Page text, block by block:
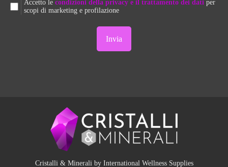
Accetto le condizioni della privacy e il trattamento dei dati per
scopi di marketing e profilazione
Cristalli & Minerali by International Wellness Supplies